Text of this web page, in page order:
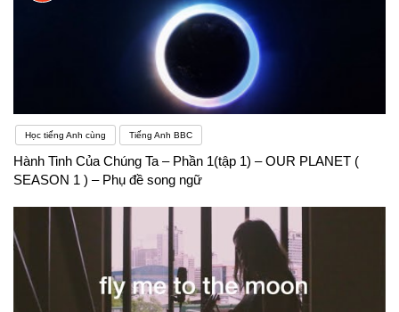
Học tiếng Anh cùng Tiếng Anh BBC
Hành Tinh Của Chúng Ta – Phần 1(tập 1) – OUR PLANET (
SEASON 1 ) – Phụ đề song ngữ